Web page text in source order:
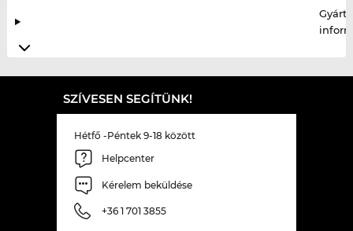
SZÍVESEN SEGÍTÜNK!
Hétfő -Péntek 9-18 között
Helpcenter
Kérelem beküldése
+36 1 701 3855